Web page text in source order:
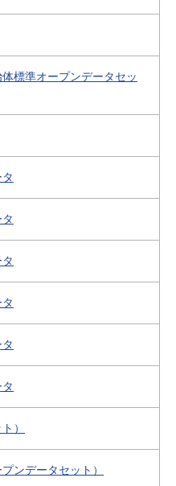
標準オープンデータセッ
）
ンデータセット）